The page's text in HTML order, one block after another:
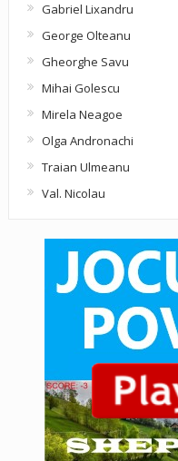
Gabriel Lixandru
George Olteanu
Gheorghe Savu
Mihai Golescu
Mirela Neagoe
Olga Andronachi
Traian Ulmeanu
Val. Nicolau